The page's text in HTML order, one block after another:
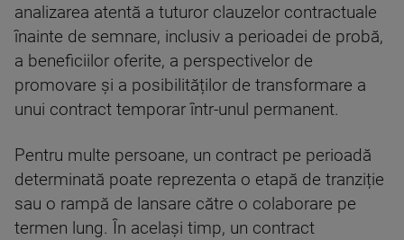
analizarea atentă a tuturor clauzelor contractuale
înainte de semnare, inclusiv a perioadei de probă,
a beneficiilor oferite, a perspectivelor de
promovare și a posibilităților de transformare a
unui contract temporar într-unul permanent.
Pentru multe persoane, un contract pe perioadă
determinată poate reprezenta o etapă de tranziție
sau o rampă de lansare către o colaborare pe
termen lung. În același timp, un contract